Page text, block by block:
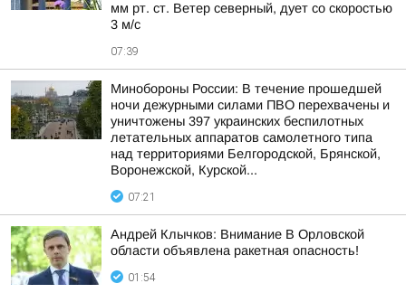
мм рт. ст. Ветер северный, дует со скоростью
3 м/с
07:39
Минобороны России: В течение прошедшей
ночи дежурными силами ПВО перехвачены и
уничтожены 397 украинских беспилотных
летательных аппаратов самолетного типа
над территориями Белгородской, Брянской,
Воронежской, Курской...
07:21
Андрей Клычков: Внимание В Орловской
области объявлена ракетная опасность!
01:54